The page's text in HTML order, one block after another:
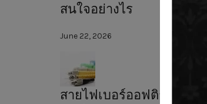
สนใจอย่างไร
June 22, 2026
สายไฟเบอร์ออฟติก